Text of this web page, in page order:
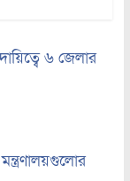
৬ জেলার